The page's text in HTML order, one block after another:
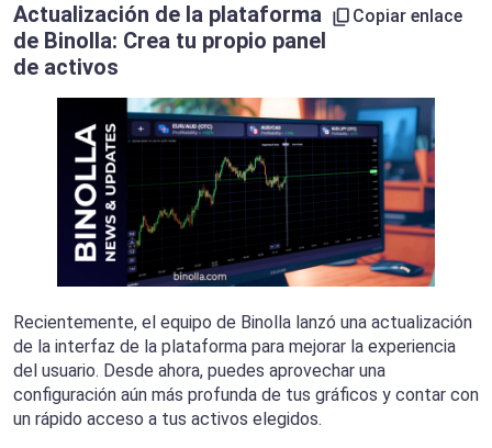
Actualización de la plataforma
de Binolla: Crea tu propio panel
de activos
Copiar enlace
Recientemente, el equipo de Binolla lanzó una actualización
de la interfaz de la plataforma para mejorar la experiencia
del usuario. Desde ahora, puedes aprovechar una
configuración aún más profunda de tus gráficos y contar con
un rápido acceso a tus activos elegidos.